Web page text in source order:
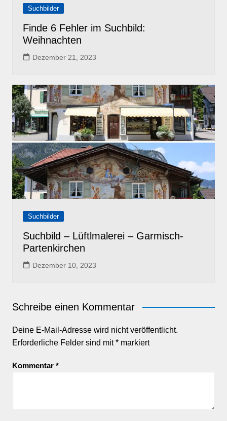
Suchbilder
Finde 6 Fehler im Suchbild:
Weihnachten
Dezember 21, 2023
Suchbilder
Suchbild – Lüftlmalerei – Garmisch-
Partenkirchen
Dezember 10, 2023
Schreibe einen Kommentar
Deine E-Mail-Adresse wird nicht veröffentlicht.
Erforderliche Felder sind mit*markiert
Kommentar *